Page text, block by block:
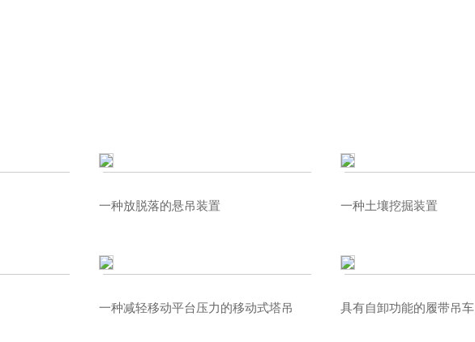
一种放脱落的悬吊装置 一种土壤挖掘装置
一种减轻移动平台压力的移动式塔吊 具有自卸功能的履带吊车